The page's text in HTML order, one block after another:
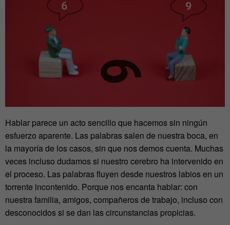
Hablar parece un acto sencillo que hacemos sin ningún
esfuerzo aparente. Las palabras salen de nuestra boca, en
la mayoría de los casos, sin que nos demos cuenta. Muchas
veces incluso dudamos si nuestro cerebro ha intervenido en
el proceso. Las palabras fluyen desde nuestros labios en un
torrente incontenido. Porque nos encanta hablar: con
nuestra familia, amigos, compañeros de trabajo, incluso con
desconocidos si se dan las circunstancias propicias.